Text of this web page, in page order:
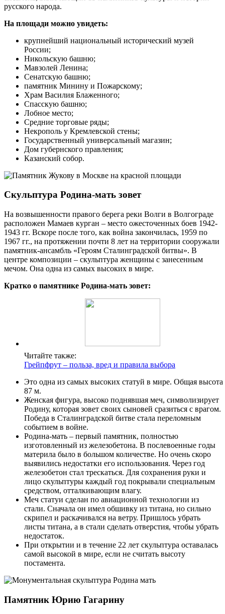
русского народа.
На площади можно увидеть:
крупнейший национальный исторический музей
России;
Никольскую башню;
Мавзолей Ленина;
Сенатскую башню;
памятник Минину и Пожарскому;
Храм Василия Блаженного;
Спасскую башню;
Лобное место;
Средние торговые ряды;
Некрополь у Кремлевской стены;
Государственный универсальный магазин;
Дом губернского правления;
Казанский собор.
Скульптура Родина-мать зовет
На возвышенности правого берега реки Волги в Волгограде
расположен Мамаев курган – место ожесточенных боев 1942-
1943 гг. Вскоре после того, как война закончилась, 1959 по
1967 гг., на протяжении почти 8 лет на территории сооружали
памятник-ансамбль «Героям Сталинградской битвы». В
центре композиции – скульптура женщины с занесенным
мечом. Она одна из самых высоких в мире.
Кратко о памятнике Родина-мать зовет:
Читайте также:
Грейпфрут – польза, вред и правила выбора
Это одна из самых высоких статуй в мире. Общая высота
87 м.
Женская фигура, высоко поднявшая меч, символизирует
Родину, которая зовет своих сыновей сразиться с врагом.
Победа в Сталинградской битве стала переломным
событием в войне.
Родина-мать – первый памятник, полностью
изготовленный из железобетона. В послевоенные годы
материла было в большом количестве. Но очень скоро
выявились недостатки его использования. Через год
железобетон стал трескаться. Для сохранения руки и
лицо скульптуры каждый год покрывали специальным
средством, отталкивающим влагу.
Меч статуи сделан по авиационной технологии из
стали. Сначала он имел обшивку из титана, но сильно
скрипел и раскачивался на ветру. Пришлось убрать
листы титана, а в стали сделать отверстия, чтобы убрать
недостаток.
При открытии и в течение 22 лет скульптура оставалась
самой высокой в мире, если не считать высоту
постамента.
Памятник Юрию Гагарину